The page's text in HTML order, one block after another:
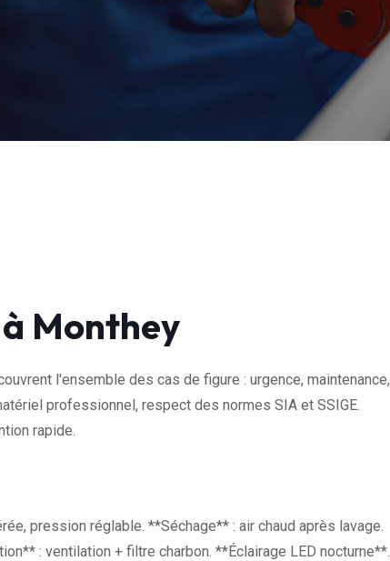
Monthey
l'ensemble des cas de figure : urgence, maintenance,
professionnel, respect des normes SIA et SSIGE.
rapide.
pression réglable. **Séchage** : air chaud après lavage.
: ventilation + filtre charbon. **Éclairage LED nocturne**.